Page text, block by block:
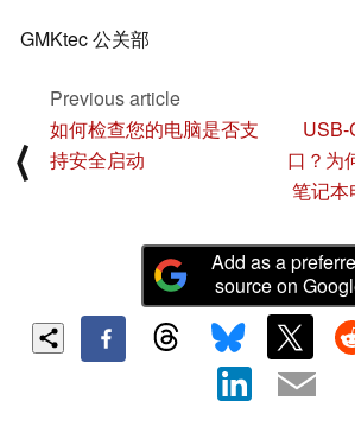
GMKtec 公关部
⟨
Previous article
如何检查您的电脑是否支
持安全启动
USB-
口？为
笔记本
Add as a
source on